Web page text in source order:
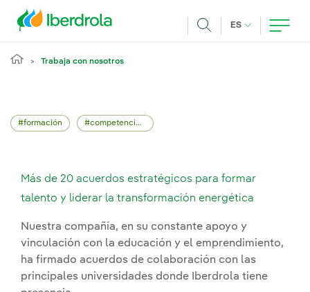
ES IDIOMA
Trabaja con nosotros
formación competencias profesionales
Más de 20 acuerdos estratégicos para formar
talento y liderar la transformación energética
Nuestra compañía, en su constante apoyo y
vinculación con la educación y el emprendimiento,
ha firmado acuerdos de colaboración con las
principales universidades donde Iberdrola tiene